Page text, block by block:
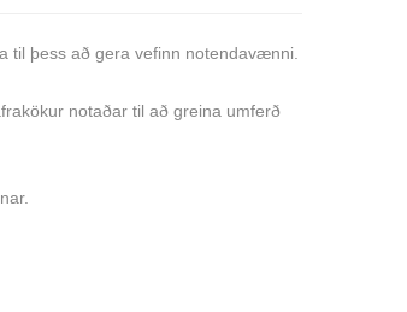
til þess að gera vefinn notendavænni.
notaðar til að greina umferð